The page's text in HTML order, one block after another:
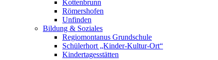
Kottenbrunn
Römershofen
Unfinden
Bildung & Soziales
Regiomontanus Grundschule
Schülerhort „Kinder-Kultur-Ort“
Kindertagesstätten